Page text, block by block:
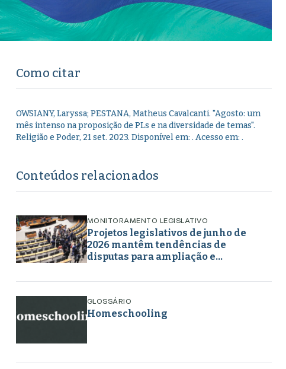
Como citar
OWSIANY, Laryssa; PESTANA, Matheus Cavalcanti. "Agosto: um
mês intenso na proposição de PLs e na diversidade de temas".
Religião e Poder, 21 set. 2023. Disponível em: . Acesso em: .
Conteúdos relacionados
MONITORAMENTO LEGISLATIVO
Projetos legislativos de junho de
2026 mantêm tendências de
disputas para ampliação e
gênero, educação e
GLOSSÁRIO
Homeschooling